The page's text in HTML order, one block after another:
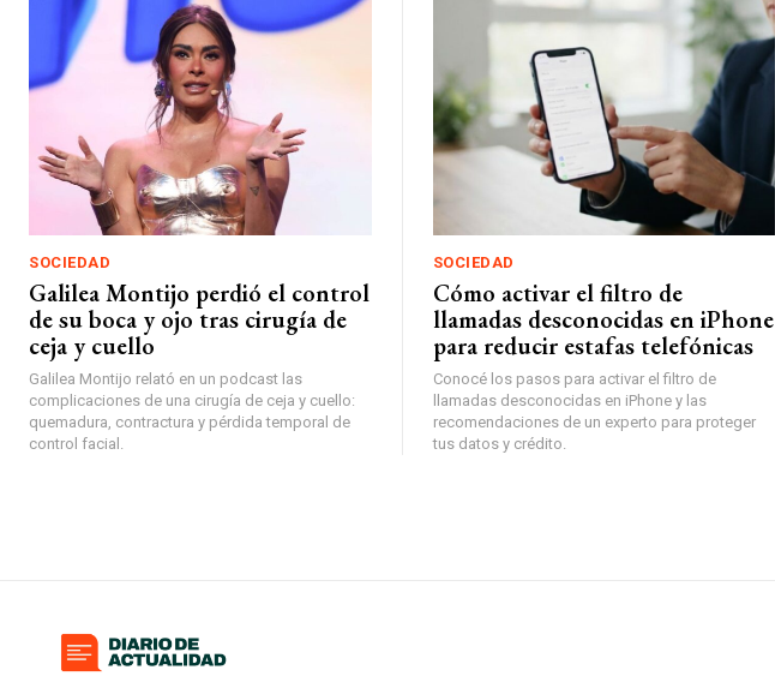
SOCIEDAD
Galilea Montijo perdió el control
de su boca y ojo tras cirugía de
ceja y cuello
Galilea Montijo relató en un podcast las
complicaciones de una cirugía de ceja y cuello:
quemadura, contractura y pérdida temporal de
control facial.
SOCIEDAD
Cómo activar el filtro de
llamadas desconocidas en iPhone
para reducir estafas telefónicas
Conocé los pasos para activar el filtro de
llamadas desconocidas en iPhone y las
recomendaciones de un experto para proteger
tus datos y crédito.